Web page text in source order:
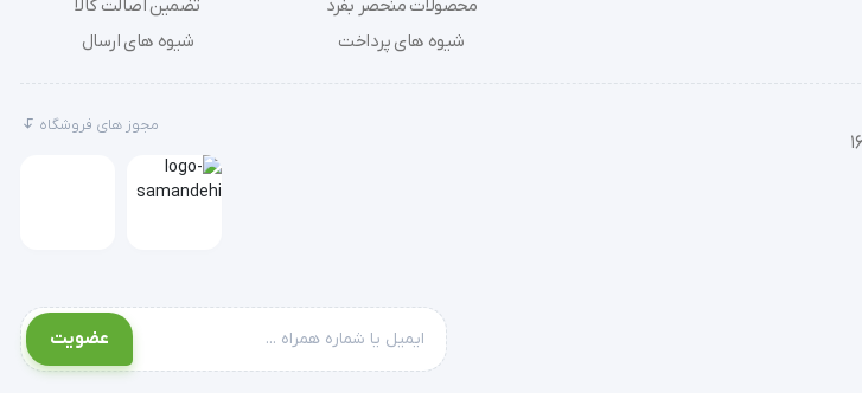
محصولات منحصر بفرد
شیوه های پرداخت
تضمین اصالت کالا
شیوه های ارسال
مجوز های فروشگاه
عضویت